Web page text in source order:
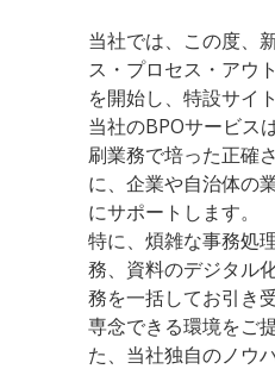
当社では、この度、
ス・プロセス・アウ
を開始し、特設サイ
当社のBPOサービス
刷業務で培った正確
に、企業や自治体の
にサポートします。
特に、煩雑な事務処
務、資料のデジタル
務を一括してお引き
専念できる環境をご
た、当社独自のノウ